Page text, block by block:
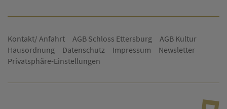
Kontakt/ Anfahrt AGB Schloss Ettersburg
AGB Kultur
Hausordnung
Datenschutz Impressum
Newsletter
Privatsphäre-Einstellungen